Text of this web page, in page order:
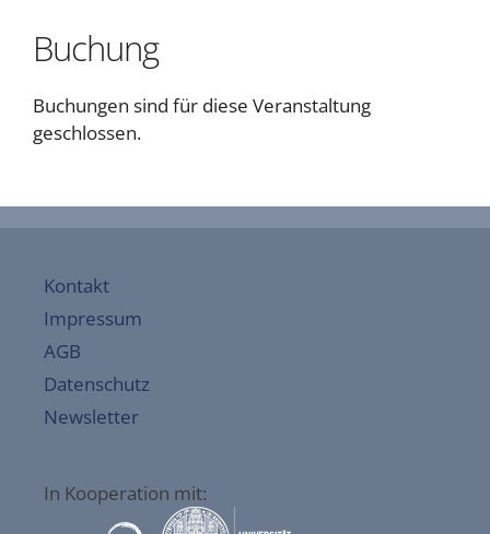
Buchung
Buchungen sind für diese Veranstaltung
geschlossen.
Kontakt
Impressum
AGB
Datenschutz
Newsletter
In Kooperation mit: